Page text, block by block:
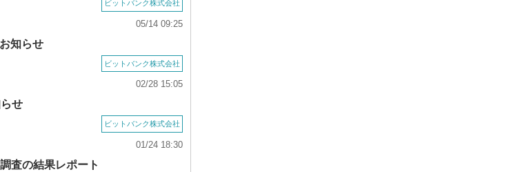
ビットバンク株式会社
05/14 09:25
知らせ
ビットバンク株式会社
02/28 15:05
せ
ビットバンク株式会社
01/24 18:30
査の結果レポート